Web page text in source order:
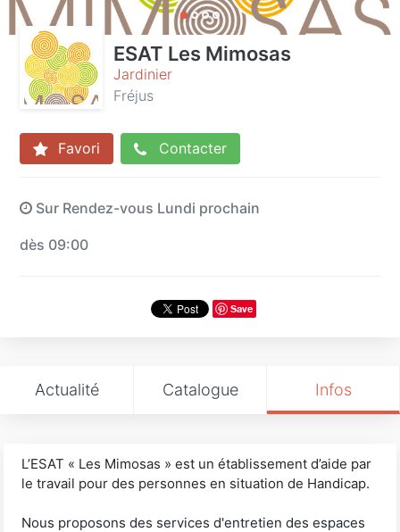
ESAT Les Mimosas
Jardinier
Fréjus
Favori Contacter
Sur Rendez-vous Lundi prochain
dès 09:00
Save
Actualité Catalogue Infos
L’ESAT « Les Mimosas » est un établissement d’aide par
le travail pour des personnes en situation de Handicap.
Nous proposons des services d'entretien des espaces